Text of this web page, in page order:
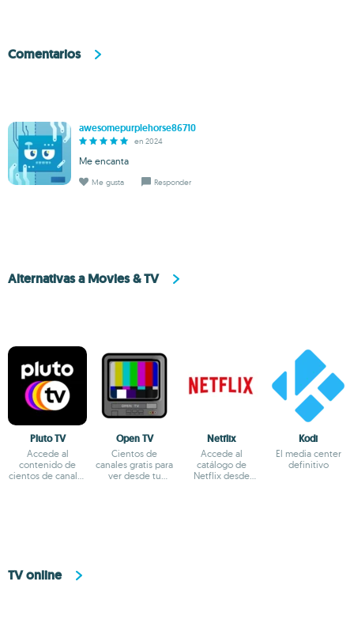
Comentarios
awesomepurplehorse86710
en 2024
Me encanta
Me gusta Responder
Alternativas a Movies & TV
Pluto TV
Accede al
contenido de
cientos de canales
Open TV
Cientos de
canales gratis para
ver desde tu
Netflix
Accede al
catálogo de
Netflix desde
Kodi
El media center
definitivo
TV online